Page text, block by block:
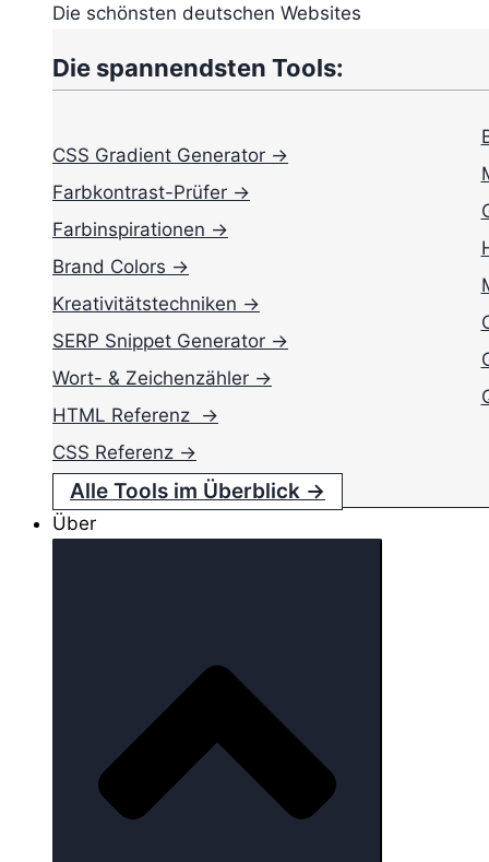
Die schönsten deutschen Websites
Die spannendsten Tools:
CSS Gradient Generator →
Farbkontrast-Prüfer →
Farbinspirationen →
Brand Colors →
Kreativitätstechniken →
SERP Snippet Generator →
Wort- & Zeichenzähler →
HTML Referenz →
CSS Referenz →
Alle Tools im Überblick →
Über